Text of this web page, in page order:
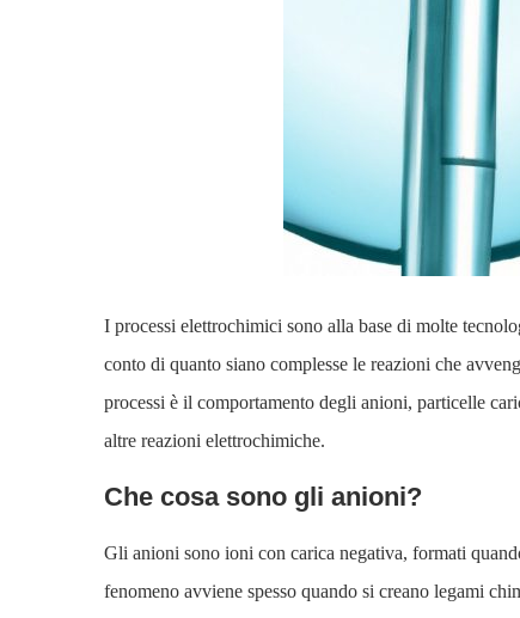
I processi elettrochimici sono alla base di molte
conto di quanto siano complesse le reazioni che
processi è il comportamento degli anioni, particelle
altre reazioni elettrochimiche.
Che cosa sono gli anioni?
Gli anioni sono ioni con carica negativa, formati
fenomeno avviene spesso quando si creano legami